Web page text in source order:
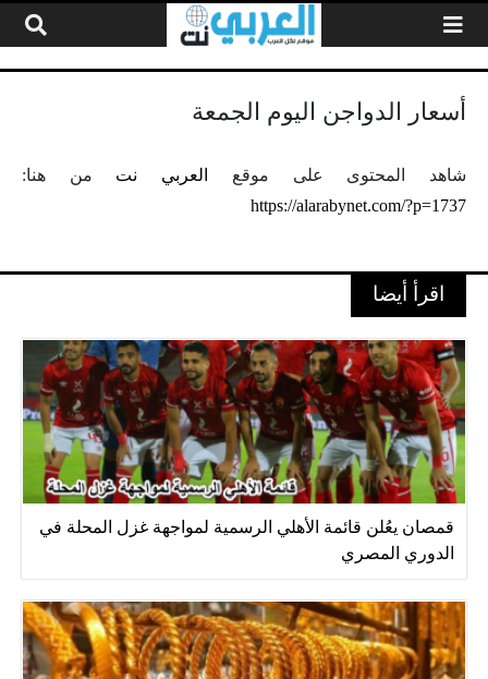
أسعار الدواجن اليوم الجمعة
شاهد المحتوى على موقع العربي نت من هنا:
https://alarabynet.com/?p=1737
اقرأ أيضا
قمصان يعُلن قائمة الأهلي الرسمية لمواجهة غزل المحلة في
الدوري المصري